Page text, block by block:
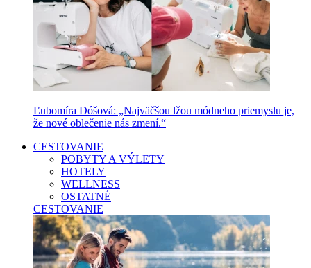
Ľubomíra Dóšová: „Najväčšou lžou módneho priemyslu je,
že nové oblečenie nás zmení.“
CESTOVANIE
POBYTY A VÝLETY
HOTELY
WELLNESS
OSTATNÉ
CESTOVANIE